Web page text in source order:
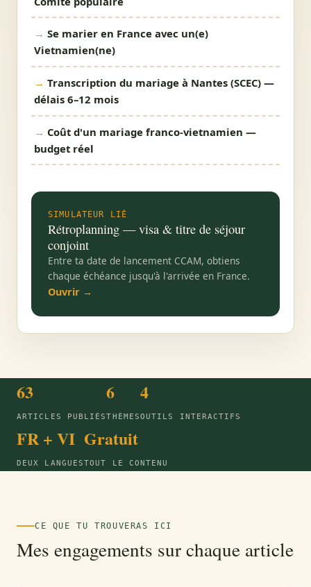
Se marier en France avec un(e)
Vietnamien(ne)
Transcription du mariage à Nantes (SCEC) —
délais 6–12 mois
Coût d'un mariage franco-vietnamien —
budget réel
SIMULATEUR LIÉ
Rétroplanning — visa & titre de séjour
conjoint
Entre ta date de lancement CCAM, obtiens
chaque échéance jusqu'à l'arrivée en France.
Ouvrir →
63
ARTICLES PUBLIÉS
6
THÈMES
4
OUTILS INTERACTIFS
FR + VI
DEUX LANGUES
Gratuit
TOUT LE CONTENU
CE QUE TU TROUVERAS ICI
Mes engagements sur chaque article